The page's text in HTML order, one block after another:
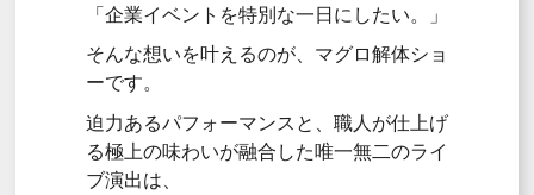
「企業イベントを特別な一日にしたい。」
そんな想いを叶えるのが、マグロ解体ショ
ーです。
迫力あるパフォーマンスと、職人が仕上げ
る極上の味わいが融合した唯一無二のライ
ブ演出は、